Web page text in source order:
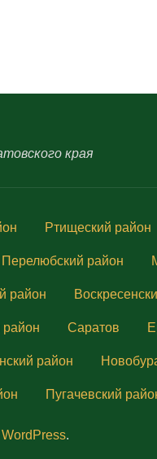
края
Ртищеский район
Перелюбский район
район
район Саратов
район
Пугачевский
WordPress.